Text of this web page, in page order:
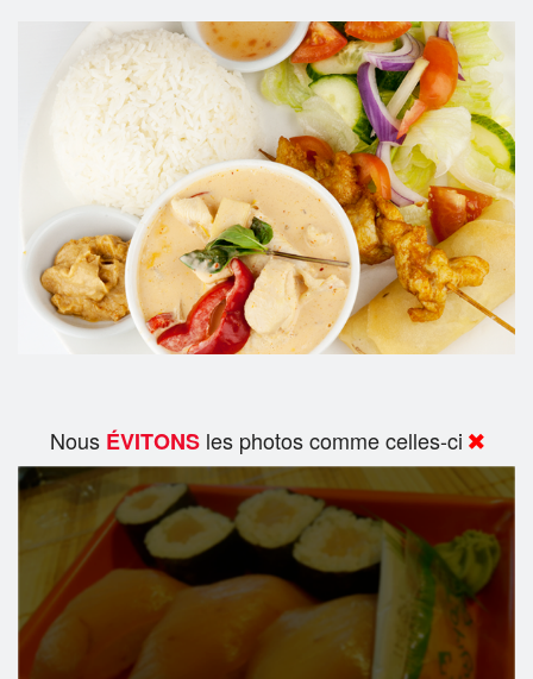
Nous ÉVITONSles photos comme celles-ci